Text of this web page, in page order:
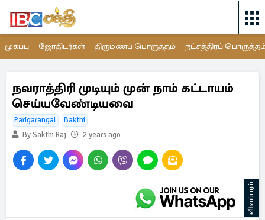
முகப்பு ஜோதிடர்கள் திருமணப் பொருத்தம் நட்சத்திரப்
நவராத்திரி முடியும் முன் நாம் கட்டாயம்
செய்யவேண்டியவை
Parigarangal
Bakthi
By Sakthi Raj
2 years ago
விளம்பரம்